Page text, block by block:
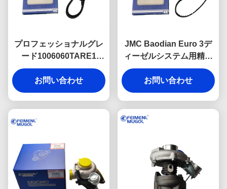
プロフェッショナルグレ
ード1006060TARE1
OEMタイミングベルト
142T JMC トランジット
ユーロ4ディーゼルエン
制御と最適なエンジン効
お問い合わせ
JMC Baodian Euro 3デ
ィーゼルシステム用精密
エンジニアリング
1006060CAT OEMタイミ
ングベルト 112RU32。ス
高いパフォーマンスを提
お問い合わせ